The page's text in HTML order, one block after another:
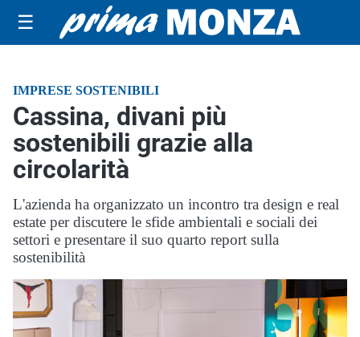
☰
IMPRESE SOSTENIBILI
Cassina, divani più
sostenibili grazie alla
circolarità
L'azienda ha organizzato un incontro tra design e real
estate per discutere le sfide ambientali e sociali dei
settori e presentare il suo quarto report sulla
sostenibilità